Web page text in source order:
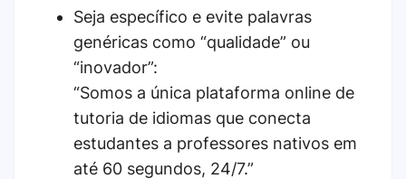
Seja específico e evite palavras
genéricas como “qualidade” ou
“inovador”:
“Somos a única plataforma online de
tutoria de idiomas que conecta
estudantes a professores nativos em
até 60 segundos, 24/7.”